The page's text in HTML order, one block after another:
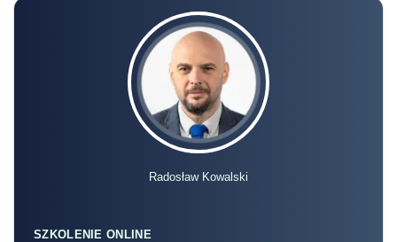
Radosław Kowalski
SZKOLENIE ONLINE